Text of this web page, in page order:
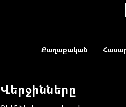
Քաղաքական
Վերջինները